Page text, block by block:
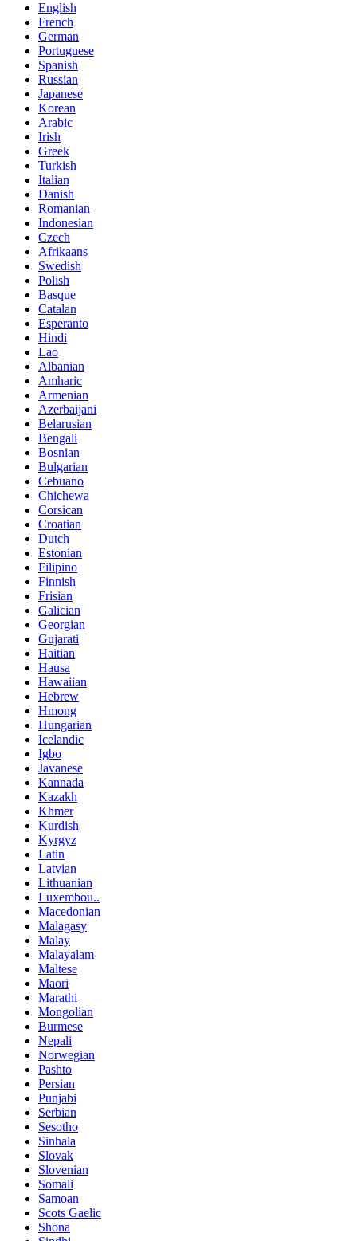
English
French
German
Portuguese
Spanish
Russian
Japanese
Korean
Arabic
Irish
Greek
Turkish
Italian
Danish
Romanian
Indonesian
Czech
Afrikaans
Swedish
Polish
Basque
Catalan
Esperanto
Hindi
Lao
Albanian
Amharic
Armenian
Azerbaijani
Belarusian
Bengali
Bosnian
Bulgarian
Cebuano
Chichewa
Corsican
Croatian
Dutch
Estonian
Filipino
Finnish
Frisian
Galician
Georgian
Gujarati
Haitian
Hausa
Hawaiian
Hebrew
Hmong
Hungarian
Icelandic
Igbo
Javanese
Kannada
Kazakh
Khmer
Kurdish
Kyrgyz
Latin
Latvian
Lithuanian
Luxembou..
Macedonian
Malagasy
Malay
Malayalam
Maltese
Maori
Marathi
Mongolian
Burmese
Nepali
Norwegian
Pashto
Persian
Punjabi
Serbian
Sesotho
Sinhala
Slovak
Slovenian
Somali
Samoan
Scots Gaelic
Shona